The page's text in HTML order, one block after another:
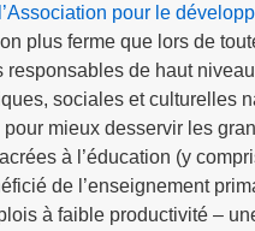
pour le
plus ferme que lors de
responsables de haut
sociales et culturelles
mieux desservir les
à l’éducation (y
de l’enseignement
à faible productivité –